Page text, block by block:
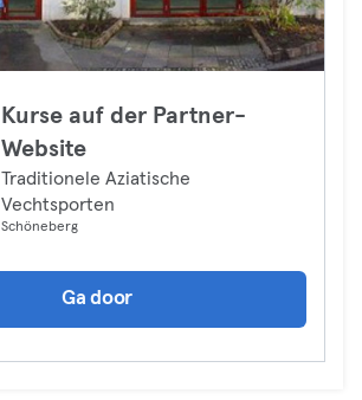
Kurse auf der Partner-
Website
Traditionele Aziatische
Vechtsporten
Schöneberg
Ga door